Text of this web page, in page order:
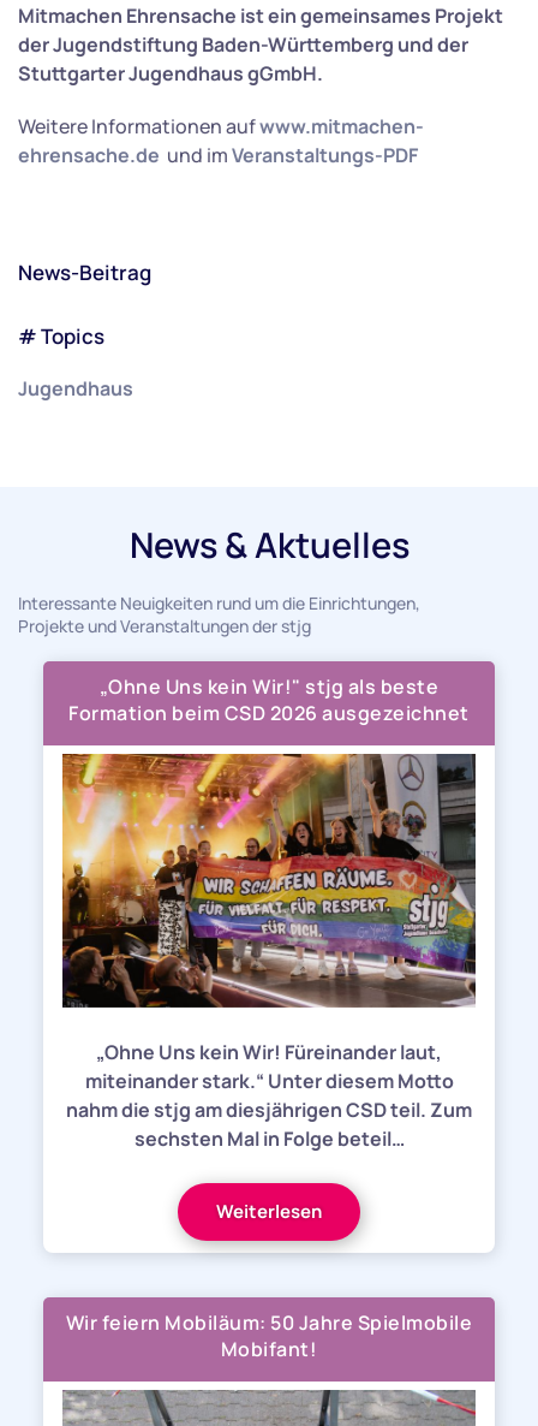
# Topics
Jugendhaus
Mitmachen Ehrensache ist ein gemeinsames Projekt
der Jugendstiftung Baden-Württemberg und der
Stuttgarter Jugendhaus gGmbH.
Weitere Informationen aufwww.mitmachen-
ehrensache.de und imVeranstaltungs-PDF
News-Beitrag
News & Aktuelles
Interessante Neuigkeiten rund um die Einrichtungen,
Projekte und Veranstaltungen der stjg
„Ohne Uns kein Wir!" stjg als beste
Formation beim CSD 2026 ausgezeichnet
„Ohne Uns kein Wir! Füreinander laut,
miteinander stark.“ Unter diesem Motto
nahm die stjg am diesjährigen CSD teil. Zum
sechsten Mal in Folge beteil…
Weiterlesen
Wir feiern Mobiläum: 50 Jahre Spielmobile
Mobifant!